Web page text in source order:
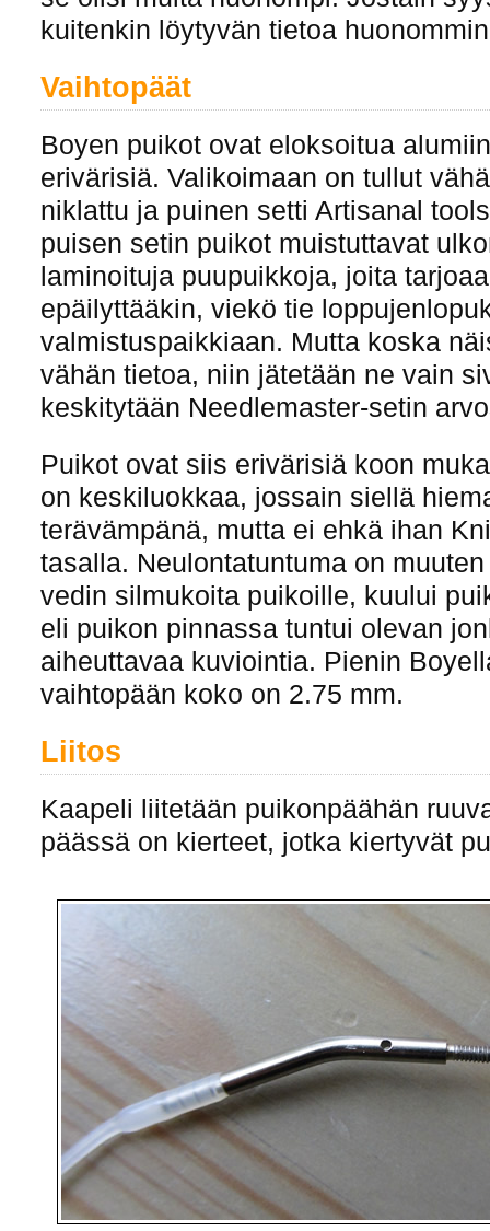
kuitenkin löytyvän tietoa
Vaihtopäät
Boyen puikot ovat eloksoitua
erivärisiä. Valikoimaan on tullut
niklattu ja puinen setti Artisanal
puisen setin puikot muistuttavat
laminoituja puupuikkoja, joita
epäilyttääkin, viekö tie
valmistuspaikkiaan. Mutta koska
vähän tietoa, niin jätetään ne vain
keskitytään Needlemaster-setin
Puikot ovat siis erivärisiä koon
on keskiluokkaa, jossain siellä
terävämpänä, mutta ei ehkä ihan
tasalla. Neulontatuntuma on
vedin silmukoita puikoille, kuului
eli puikon pinnassa tuntui olevan
aiheuttavaa kuviointia. Pienin
vaihtopään koko on 2.75 mm.
Liitos
Kaapeli liitetään puikonpäähän
päässä on kierteet, jotka kiertyvät